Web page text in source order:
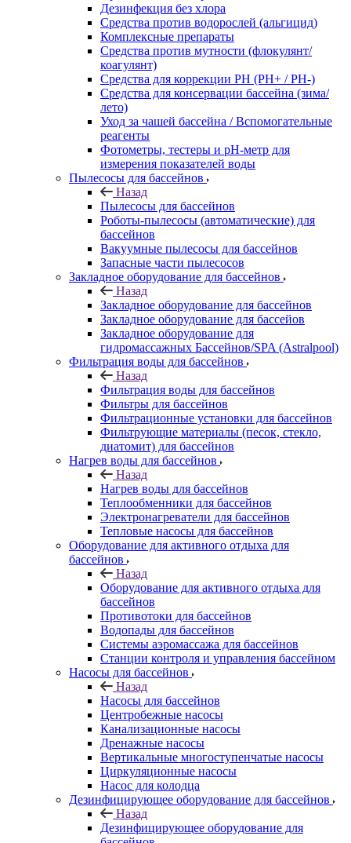
Дезинфекция без хлора
Средства против водорослей (альгицид)
Комплексные препараты
Средства против мутности (флокулянт/
коагулянт)
Средства для коррекции PH (PH+ / PH-)
Средства для консервации бассейна (зима/
лето)
Уход за чашей бассейна / Вспомогательные
реагенты
Фотометры, тестеры и рН-метр для
измерения показателей воды
Пылесосы для бассейнов
Назад
Пылесосы для бассейнов
Роботы-пылесосы (автоматические) для
бассейнов
Вакуумные пылесосы для бассейнов
Запасные части пылесосов
Закладное оборудование для бассейнов
Назад
Закладное оборудование для бассейнов
Закладное оборудование для бассейов
Закладное оборудование для
гидромассажных Бассейнов/SPA (Astralpool)
Фильтрация воды для бассейнов
Назад
Фильтрация воды для бассейнов
Фильтры для бассейнов
Фильтрационные установки для бассейнов
Фильтрующие материалы (песок, стекло,
диатомит) для бассейнов
Нагрев воды для бассейнов
Назад
Нагрев воды для бассейнов
Теплообменники для бассейнов
Электронагреватели для бассейнов
Тепловые насосы для бассейнов
Оборудование для активного отдыха для
бассейнов
Назад
Оборудование для активного отдыха для
бассейнов
Противотоки для бассейнов
Водопады для бассейнов
Системы аэромассажа для бассейнов
Станции контроля и управления бассейном
Насосы для бассейнов
Назад
Насосы для бассейнов
Центробежные насосы
Канализационные насосы
Дренажные насосы
Вертикальные многоступенчатые насосы
Циркуляционные насосы
Насос для колодца
Дезинфицирующее оборудование для бассейнов
Назад
Дезинфицирующее оборудование для